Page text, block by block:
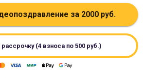
за 2000 руб.
рассрочку (4 взноса по 500руб.)